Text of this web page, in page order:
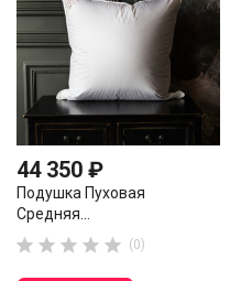
44 350 ₽
Подушка Пуховая
Средняя...
     (0)